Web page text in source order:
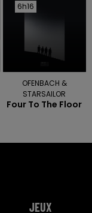
6h16
6h16
OFENBACH &
STARSAILOR
Four To The Floor
JEUX